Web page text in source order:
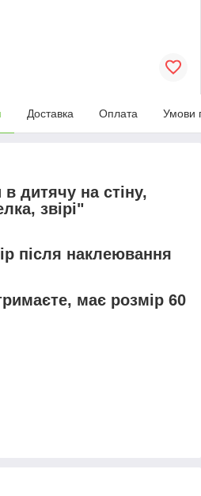
Доставка Оплата Умови
в дитячу на стіну,
звірі"
після наклеювання
має розмір 60